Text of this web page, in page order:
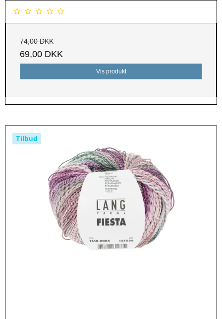
74,00 DKK
69,00 DKK
Vis produkt
Tilbud